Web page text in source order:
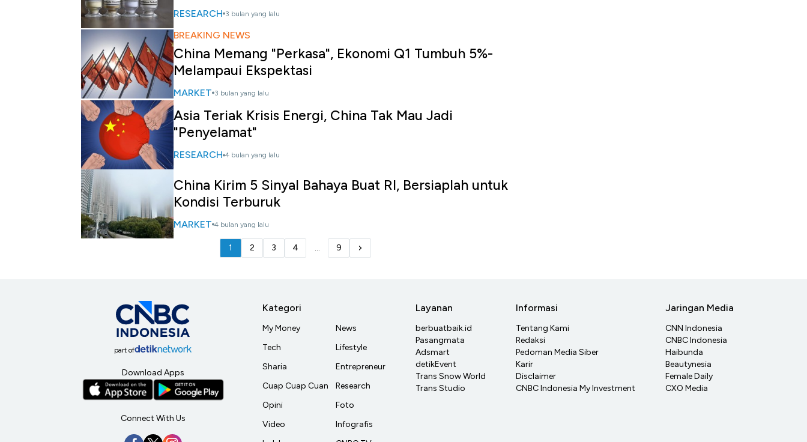
RESEARCH 3 bulan yang lalu
BREAKING NEWS
China Memang "Perkasa", Ekonomi Q1 Tumbuh 5%-
Melampaui Ekspektasi
MARKET 3 bulan yang lalu
Asia Teriak Krisis Energi, China Tak Mau Jadi
"Penyelamat"
RESEARCH 4 bulan yang lalu
China Kirim 5 Sinyal Bahaya Buat RI, Bersiaplah untuk
Kondisi Terburuk
MARKET 4 bulan yang lalu
1 2 3 4 ... 9
part of
Download Apps
Connect With Us
Kategori
My Money
Tech
Sharia
Cuap Cuap Cuan
Opini
Video
News
Lifestyle
Entrepreneur
Research
Foto
Infografis
Layanan
berbuatbaik.id
Pasangmata
Adsmart
detikEvent
Trans Snow World
Trans Studio
Informasi
Tentang Kami
Redaksi
Pedoman Media Siber
Karir
Disclaimer
CNBC Indonesia My Investment
Jaringan Media
CNN Indonesia
CNBC Indonesia
Haibunda
Beautynesia
Female Daily
CXO Media